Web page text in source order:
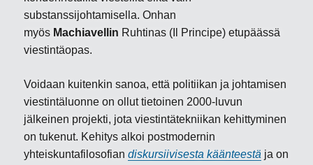
substanssijohtamisella. Onhan
myös Machiavellin Ruhtinas (Il Principe) etupäässä
viestintäopas.
Voidaan kuitenkin sanoa, että politiikan ja johtamisen
viestintäluonne on ollut tietoinen 2000-luvun
jälkeinen projekti, jota viestintätekniikan kehittyminen
on tukenut. Kehitys alkoi postmodernin
yhteiskuntafilosofiandiskursiivisesta käänteestä ja on